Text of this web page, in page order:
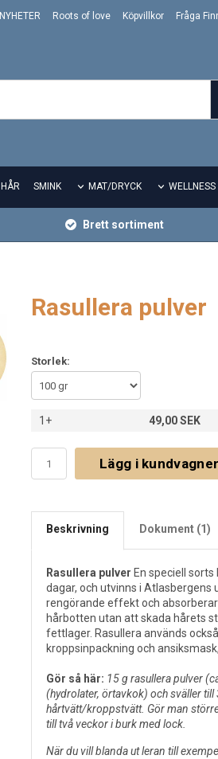
NYHETER Roots of love Köpvillkor Fråga
HÅR SMINK MAT/DRYCK WELLNESS
Brett sortiment
Rasullera pulver
Storlek:
1+ 49,00 SEK
Lägg i
Beskrivning Dokument (1)
Rasullera pulver En speciell
dagar, och utvinns i Atlasbergens
rengörande effekt och
hårbotten utan att skada hårets
fettlager. Rasullera används
kroppsinpackning och
Gör så här: 15 g rasullera pulver
(hydrolater, örtavkok) och sväller
hårtvätt/kroppstvätt. Gör man
till två veckor i burk med lock.
När du vill blanda ut leran till